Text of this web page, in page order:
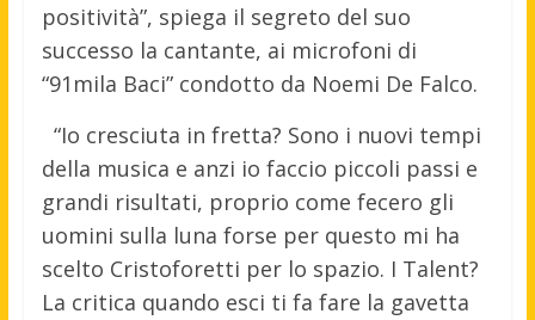
positività”, spiega il segreto del suo
successo la cantante, ai microfoni di
“91mila Baci” condotto da Noemi De Falco.
“Io cresciuta in fretta? Sono i nuovi tempi
della musica e anzi io faccio piccoli passi e
grandi risultati, proprio come fecero gli
uomini sulla luna forse per questo mi ha
scelto Cristoforetti per lo spazio. I Talent?
La critica quando esci ti fa fare la gavetta